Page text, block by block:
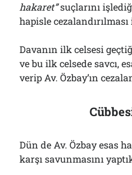
hakaret”suçlarını
hapisle
Davanın ilk celsesi
ve bu ilk celsede savcı,
verip Av. Özbay’ın
Dün de Av. Özbay esas
karşı savunmasını